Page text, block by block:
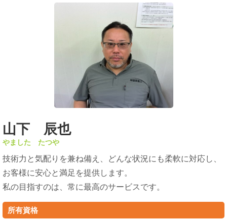
山下 辰也
やました たつや
技術力と気配りを兼ね備え、どんな状況にも柔軟に対応し、
お客様に安心と満足を提供します。
私の目指すのは、常に最高のサービスです。
所有資格